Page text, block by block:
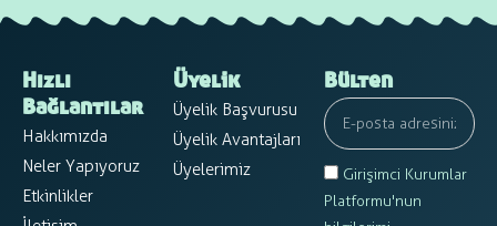
Hızlı
Bağlantılar
Hakkımızda
Neler Yapıyoruz
Etkinlikler
Üyelik
Üyelik Başvurusu
Üyelik Avantajları
Üyelerimiz
Bülten
Girişimci Kurumlar
Platformu'nun